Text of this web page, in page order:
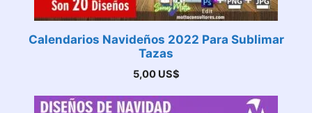
Calendarios Navideños 2022 Para Sublimar
Tazas
5,00 US$